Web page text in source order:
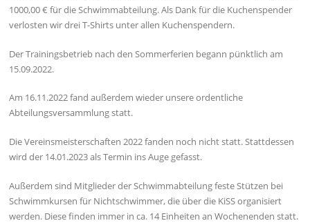
1000,00 € für die Schwimmabteilung. Als Dank für die Kuchenspender
verlosten wir drei T-Shirts unter allen Kuchenspendern.
Der Trainingsbetrieb nach den Sommerferien begann pünktlich am
15.09.2022.
Am 16.11.2022 fand außerdem wieder unsere ordentliche
Abteilungsversammlung statt.
Die Vereinsmeisterschaften 2022 fanden noch nicht statt. Stattdessen
wird der 14.01.2023 als Termin ins Auge gefasst.
Außerdem sind Mitglieder der Schwimmabteilung feste Stützen bei
Schwimmkursen für Nichtschwimmer, die über die KiSS organisiert
werden. Diese finden immer in ca. 14 Einheiten an Wochenenden statt.